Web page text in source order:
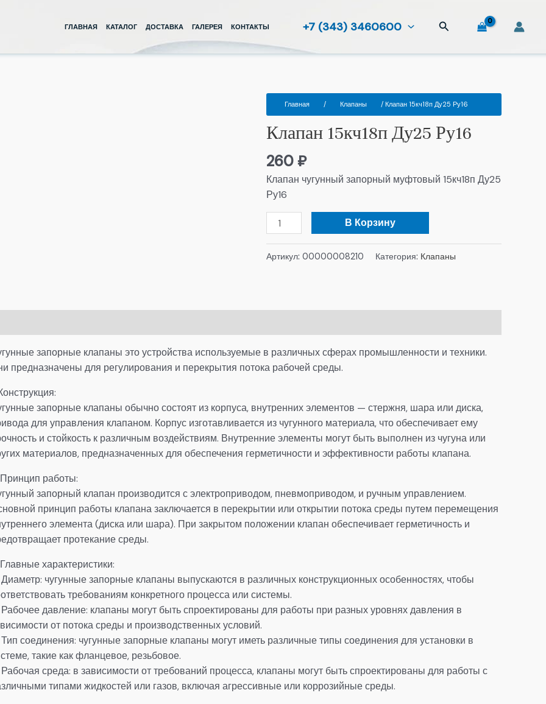
ГЛАВНАЯ КАТАЛОГ ДОСТАВКА ГАЛЕРЕЯ КОНТАКТЫ +7 (343) 3460600 Поиск
Главная / Клапаны / Клапан 15кч18п Ду25 Ру16
Клапан 15кч18п Ду25 Ру16
260₽
Клапан чугунный запорный муфтовый 15кч18п Ду25
Ру16
Количество
товара
Клапан
Ду25
Ру16
В Корзину
Артикул:00000008210 Категория: Клапаны
запорные клапаны это устройства используемые в различных сферах промышленности и техники.
предназначены для регулирования и перекрытия потока рабочей среды.
запорные клапаны обычно состоят из корпуса, внутренних элементов — стержня, шара или диска,
для управления клапаном. Корпус изготавливается из чугунного материала, что обеспечивает ему
и стойкость к различным воздействиям. Внутренние элементы могут быть выполнен из чугуна или
материалов, предназначенных для обеспечения герметичности и эффективности работы клапана.
работы:
запорный клапан производится с электроприводом, пневмоприводом, и ручным управлением.
принцип работы клапана заключается в перекрытии или открытии потока среды путем перемещения
элемента (диска или шара). При закрытом положении клапан обеспечивает герметичность и
протекание среды.
характеристики:
чугунные запорные клапаны выпускаются в различных конструкционных особенностях, чтобы
требованиям конкретного процесса или системы.
давление: клапаны могут быть спроектированы для работы при разных уровнях давления в
от потока среды и производственных условий.
соединения: чугунные запорные клапаны могут иметь различные типы соединения для установки в
такие как фланцевое, резьбовое.
среда: в зависимости от требований процесса, клапаны могут быть спроектированы для работы с
типами жидкостей или газов, включая агрессивные или коррозийные среды.